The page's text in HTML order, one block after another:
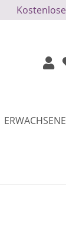
ERWACHSENE